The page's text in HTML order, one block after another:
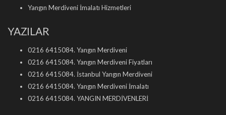
Yangın Merdiveni İmalatı Hizmetleri
YAZILAR
0216 6415084. Yangın Merdiveni
0216 6415084. Yangın Merdiveni Fiyatları
0216 6415084. İstanbul Yangın Merdiveni
0216 6415084. Yangın Merdiveni İmalatı
0216 6415084. YANGIN MERDİVENLERİ